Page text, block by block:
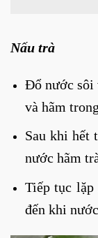
Nấu trà
Đổ nước sôi
và hãm
Sau khi hết
nước hãm
Tiếp tục
đến khi